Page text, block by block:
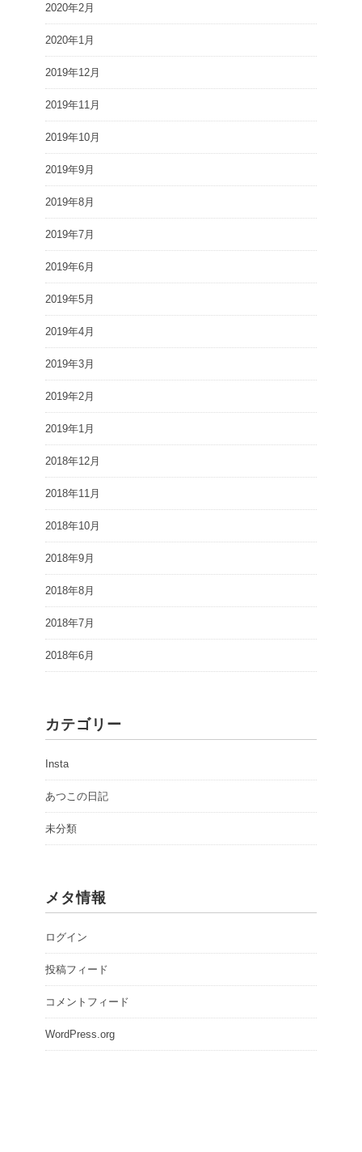
2020年2月
2020年1月
2019年12月
2019年11月
2019年10月
2019年9月
2019年8月
2019年7月
2019年6月
2019年5月
2019年4月
2019年3月
2019年2月
2019年1月
2018年12月
2018年11月
2018年10月
2018年9月
2018年8月
2018年7月
2018年6月
カテゴリー
Insta
あつこの日記
未分類
メタ情報
ログイン
投稿フィード
コメントフィード
WordPress.org